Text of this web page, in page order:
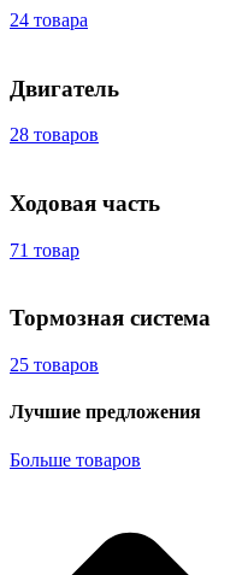
24 товара
Двигатель
28 товаров
Ходовая часть
71 товар
Тормозная система
25 товаров
Лучшие предложения
Больше товаров